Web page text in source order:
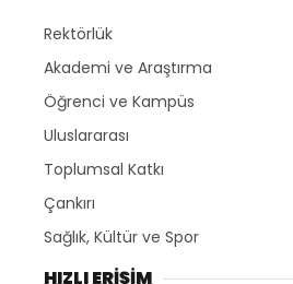
Rektörlük
Akademi ve Araştırma
Öğrenci ve Kampüs
Uluslararası
Toplumsal Katkı
Çankırı
Sağlık, Kültür ve Spor
HIZLI ERİŞİM